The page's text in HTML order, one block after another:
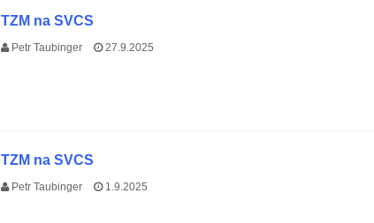
TZM na SVCS
Petr Taubinger 27.9.2025
TZM na SVCS
Petr Taubinger 1.9.2025